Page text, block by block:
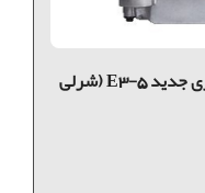
سردوز دینام سرخود جک ۵ نخ سری جدید E3-5 (شرلی